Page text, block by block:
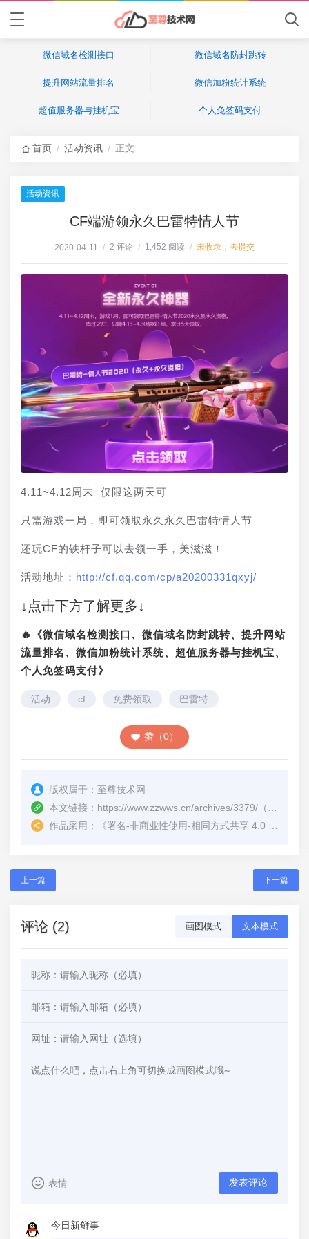
微信域名检测接口 微信域名防封跳转
提升网站流量排名 微信加粉统计系统
超值服务器与挂机宝 个人免签码支付
首页 / 活动资讯 / 正文
活动资讯
CF端游领永久巴雷特情人节
2020-04-11 / 2 评论 / 1,452 阅读 / 未收录，去提交
4.11~4.12周末 仅限这两天可
只需游戏一局，即可领取永久永久巴雷特情人节
还玩CF的铁杆子可以去领一手，美滋滋！
活动地址： http://cf.qq.com/cp/a20200331qxyj/
↓点击下方了解更多↓
🔥《微信域名检测接口、微信域名防封跳转、提升网站
流量排名、微信加粉统计系统、超值服务器与挂机宝、
个人免签码支付》
活动 cf 免费领取 巴雷特
赞（0）
版权属于： 至尊技术网
本文链接： https://www.zzwws.cn/archives/3379/ （转载时请注明本文出处及文章链接）
作品采用：
《署名-非商业性使用-相同方式共享 4.0 国际 (CC BY-NC-SA 4.0)
上一篇 下一篇
评论 (2) 画图模式 文本模式
表情 发表评论
今日新鲜事